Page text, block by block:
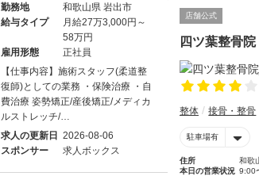
店舗公式
四ツ葉整骨院
整体 接骨・整骨
駐車場有
住所
和歌
本日の営業状況 9:00
勤務地
和歌山県 岩出市
給与タイプ
月給27万3,000円～
58万円
雇用形態
正社員
【仕事内容】施術スタッフ(柔道整
復師)としての業務 ・保険治療 ・自
費治療 姿勢矯正/産後矯正/メディカ
ルストレッチ/…
求人の更新日 2026-08-06
スポンサー
求人ボックス